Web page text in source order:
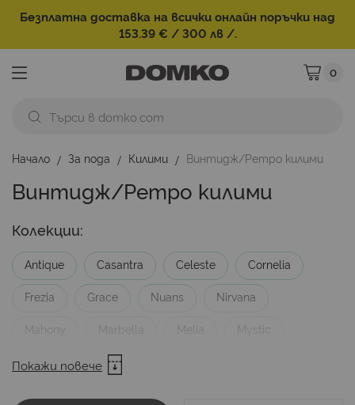
Безплатна доставка на всички онлайн поръчки над
153.39 € / 300 лв /.
Моята
0
Начало За пода Килими Винтидж/Ретро килими
Винтидж/Ретро килими
Колекции:
Antique Casantra Celeste Cornelia
Frezia Grace Nuans Nirvana
Mahony Marbella Melia Mystic
Odyssey Olivia
Покажи повече